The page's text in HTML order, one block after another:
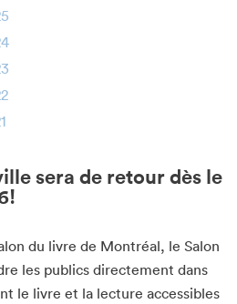
sera de retour dès le
du livre de Montréal, le Salon
les publics directement dans
le livre et la lecture accessibles